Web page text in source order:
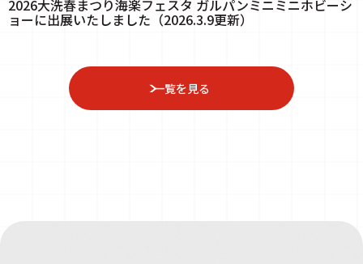
2026大洗春まつり海楽フェスタ ガルパンミニミニホビーシ
ョーに出展いたしました（2026.3.9更新）
一覧を見る